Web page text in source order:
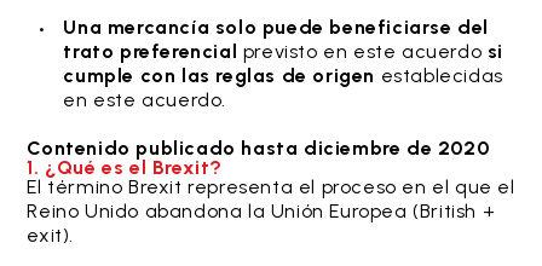
Una mercancía solo puede beneficiarse del
trato preferencial previsto en este acuerdo si
cumple con las reglas de origen establecidas
en este acuerdo.
Contenido publicado hasta diciembre de 2020
1. ¿Qué es el Brexit?
El término Brexit representa el proceso en el que el
Reino Unido abandona la Unión Europea (British +
exit).